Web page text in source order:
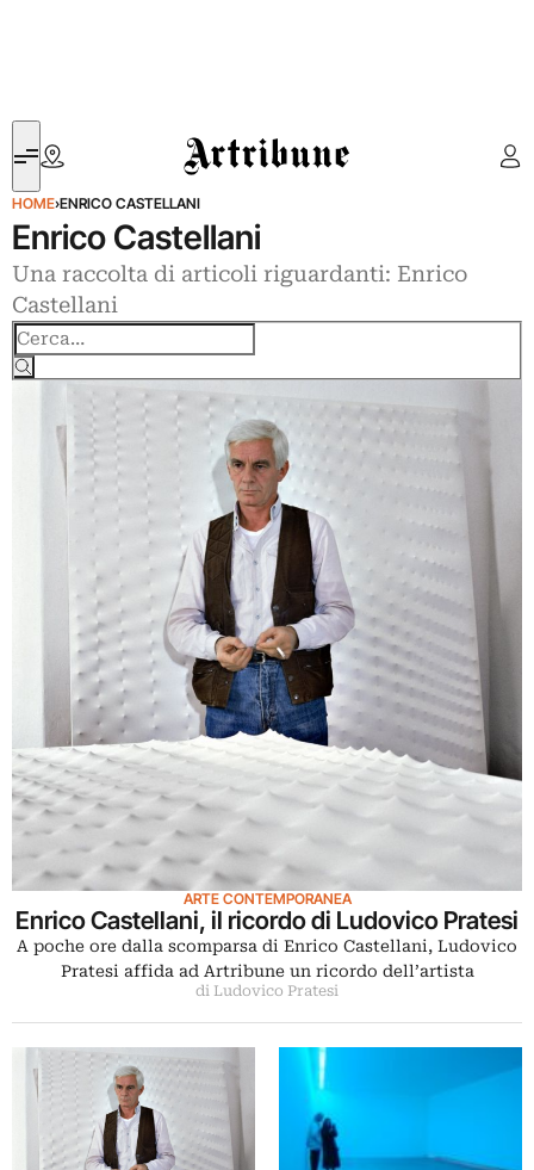
Artribune
HOME›ENRICO CASTELLANI
Enrico Castellani
Una raccolta di articoli riguardanti: Enrico
Castellani
ARTE CONTEMPORANEA
Enrico Castellani, il ricordo di Ludovico Pratesi
A poche ore dalla scomparsa di Enrico Castellani, Ludovico
Pratesi affida ad Artribune un ricordo dell’artista
di Ludovico Pratesi